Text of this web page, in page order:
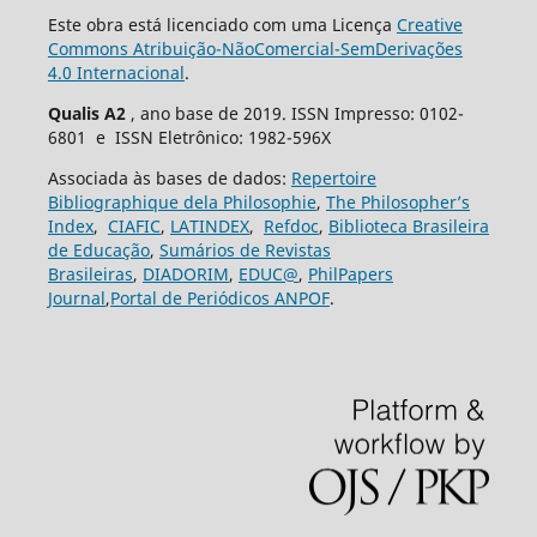
Este obra está licenciado com uma Licença Creative
Commons Atribuição-NãoComercial-SemDerivações
4.0 Internacional.
Qualis A2 , ano base de 2019. ISSN Impresso: 0102-
6801 e ISSN Eletrônico: 1982-596X
Associada às bases de dados: Repertoire
Bibliographique dela Philosophie, The Philosopher’s
Index, CIAFIC, LATINDEX, Refdoc, Biblioteca Brasileira
de Educação, Sumários de Revistas
Brasileiras, DIADORIM, EDUC@, PhilPapers
Journal,Portal de Periódicos ANPOF.